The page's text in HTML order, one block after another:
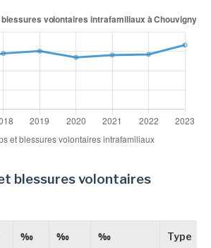
blessures volontaires
‰
‰
‰
Type